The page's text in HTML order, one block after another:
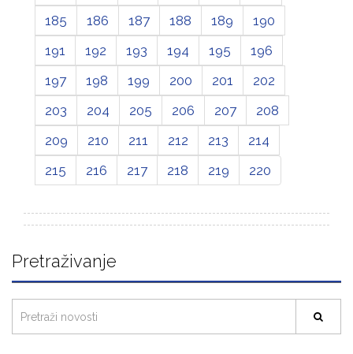
185
186 187 188 189
190
191
192 193 194 195
196
197
198 199 200 201
202
203
204 205 206 207
208
209
210 211 212 213
214
215
216 217 218 219 220
Pretraživanje